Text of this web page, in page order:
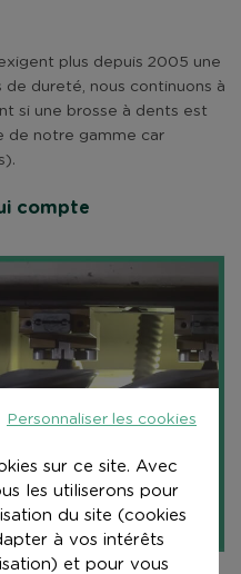
plus depuis 2005 une
dureté, nous continuons à
si une brosse à dents est
de notre gamme car
compte
sur ce site. Avec
les utiliserons pour
du site (cookies
à vos intérêts
et pour vous
Personnaliser les cookies